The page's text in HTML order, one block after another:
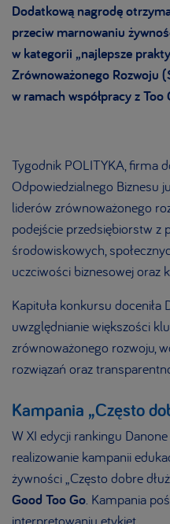
Dodatkową nagrodę
przeciw marnowaniu
w kategorii „najlepsze
Zrównoważonego Rozwoju
w ramach współpracy z Too
Tygodnik POLITYKA, firma
Odpowiedzialnego Biznesu
liderów zrównoważonego
podejście przedsiębiorstw z
środowiskowych,
uczciwości biznesowej oraz
Kapituła konkursu doceniła
uwzględnianie większości
zrównoważonego rozwoju,
rozwiązań oraz
Kampania „Często
W XI edycji rankingu
realizowanie kampanii
żywności „Często dobre
Good Too Go. Kampania